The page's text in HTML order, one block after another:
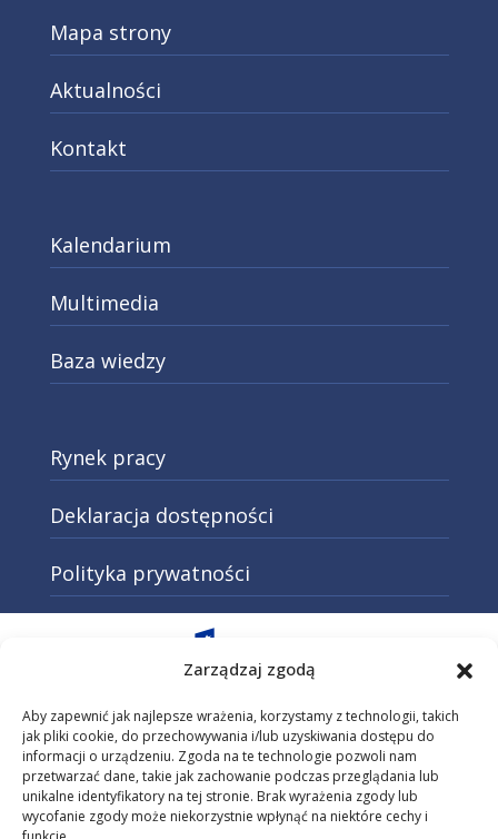
Zarządzaj zgodą
Aby zapewnić jak najlepsze wrażenia, korzystamy z technologii, takich
jak pliki cookie, do przechowywania i/lub uzyskiwania dostępu do
informacji o urządzeniu. Zgoda na te technologie pozwoli nam
przetwarzać dane, takie jak zachowanie podczas przeglądania lub
unikalne identyfikatory na tej stronie. Brak wyrażenia zgody lub
wycofanie zgody może niekorzystnie wpłynąć na niektóre cechy i
Mapa strony
Aktualności
Kontakt
Kalendarium
Multimedia
Baza wiedzy
Rynek pracy
Deklaracja dostępności
Polityka prywatności
Otwarcie w nowej karcie:
Otwarcie w nowej karcie: Przejdź